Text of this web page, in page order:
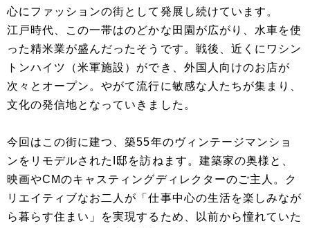
心にファッションの街として発展し続けています。
江戸時代、この一帯はのどかな田園が広がり、水車を使
った精米業が盛んだったそうです。戦後、近くにワシン
トンハイツ（米軍施設）ができ、外国人向けのお店が
次々とオープン。やがて流行に敏感な人たちが集まり、
文化の発信地となっていきました。
今回はこの街に建つ、築55年のヴィンテージマンショ
ンをリモデルされたI邸を訪ねます。建築家の奥様と、
映画やCMのキャスティングディレクターのご主人。ク
リエイティブなお二人が「仕事中心の生活を楽しみなが
ら暮らす住まい」を実現するため、以前から憧れていた